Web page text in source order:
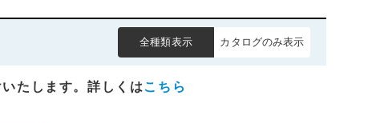
全種類表示 カタログのみ表示
たします。詳しくはこちら